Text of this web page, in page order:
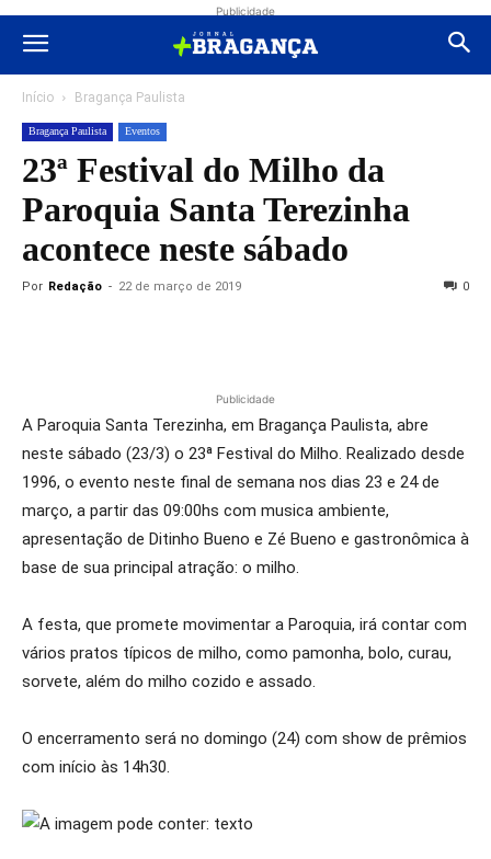
Publicidade
Início Bragança Paulista
Bragança Paulista Eventos
23ª Festival do Milho da
Paroquia Santa Terezinha
acontece neste sábado
Por Redação - 22 de março de 2019 0
Publicidade
A Paroquia Santa Terezinha, em Bragança Paulista, abre
neste sábado (23/3) o 23ª Festival do Milho. Realizado desde
1996, o evento neste final de semana nos dias 23 e 24 de
março, a partir das 09:00hs com musica ambiente,
apresentação de Ditinho Bueno e Zé Bueno e gastronômica à
base de sua principal atração: o milho.
A festa, que promete movimentar a Paroquia, irá contar com
vários pratos típicos de milho, como pamonha, bolo, curau,
sorvete, além do milho cozido e assado.
O encerramento será no domingo (24) com show de prêmios
com início às 14h30.